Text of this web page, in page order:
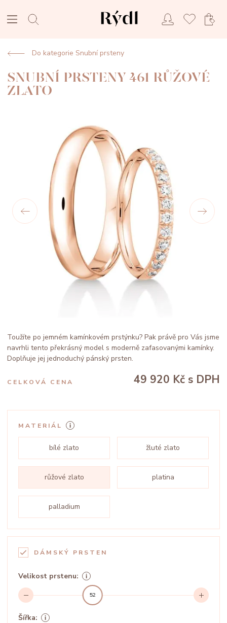
Do kategorie Snubní prsteny
SNUBNÍ PRSTENY 461 RŮŽOVÉ
ZLATO
Toužíte po jemném kamínkovém prstýnku? Pak právě pro Vás jsme
navrhli tento překrásný model s moderně zafasovanými kamínky.
Doplňuje jej jednoduchý pánský prsten.
CELKOVÁ CENA 49 920 Kč s DPH
MATERIÁL
bílé zlato žluté zlato
růžové zlato platina
palladium
DÁMSKÝ PRSTEN
Velikost prstenu:
52
Šířka: